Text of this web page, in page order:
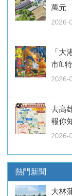
萬元
2026-
「
市ft.
2026-
去高
報你
2026-
熱門新聞
大林